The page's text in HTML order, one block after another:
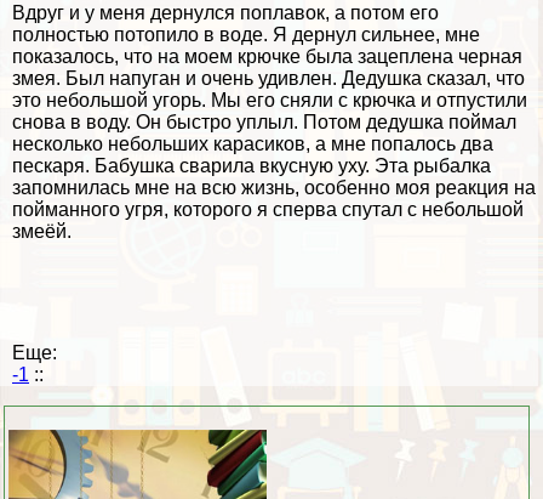
Вдруг и у меня дернулся поплавок, а потом его
полностью потопило в воде. Я дернул сильнее, мне
показалось, что на моем крючке была зацеплена черная
змея. Был напуган и очень удивлен. Дедушка сказал, что
это небольшой угорь. Мы его сняли с крючка и отпустили
снова в воду. Он быстро уплыл. Потом дедушка поймал
несколько небольших карасиков, а мне попалось два
пескаря. Бабушка сварила вкусную уху. Эта рыбалка
запомнилась мне на всю жизнь, особенно моя реакция на
пойманного угря, которого я сперва спутал с небольшой
змеёй.
Еще:
-1 ::